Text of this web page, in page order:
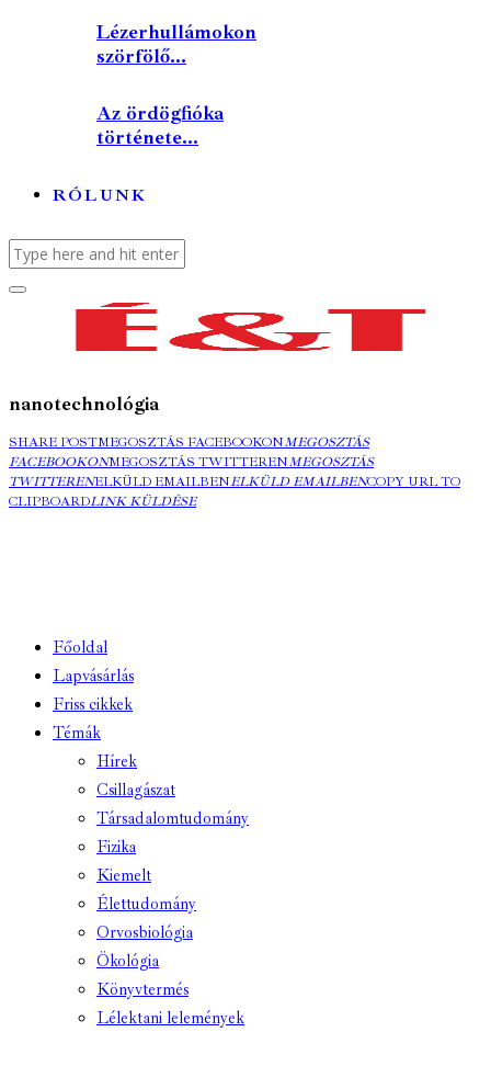
Lézerhullámokon
szörfölő...
Az ördögfióka
története...
RÓLUNK
nanotechnológia
SHARE POSTMEGOSZTÁS FACEBOOKONMEGOSZTÁS
FACEBOOKONMEGOSZTÁS TWITTERENMEGOSZTÁS
TWITTERENELKÜLD EMAILBENELKÜLD EMAILBENCOPY URL TO
CLIPBOARDLINK KÜLDÉSE
Főoldal
Lapvásárlás
Friss cikkek
Témák
Hírek
Csillagászat
Társadalomtudomány
Fizika
Kiemelt
Élettudomány
Orvosbiológia
Ökológia
Könyvtermés
Lélektani lelemények